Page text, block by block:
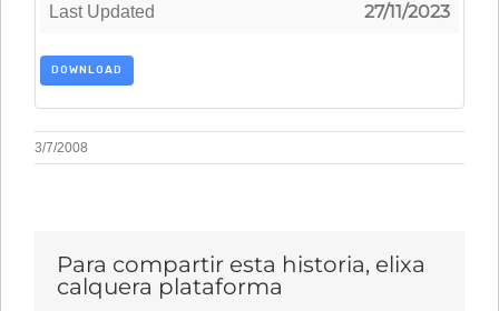
Last Updated 27/11/2023
DOWNLOAD
3/7/2008
Para compartir esta historia, elixa
calquera plataforma